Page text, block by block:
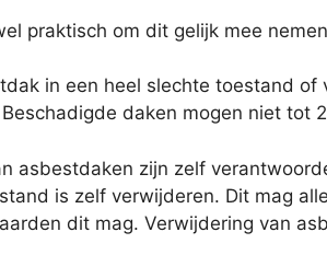
praktisch om dit gelijk mee
in een heel slechte toestand
daken mogen niet tot
asbestdaken zijn zelf
is zelf verwijderen. Dit mag
dit mag. Verwijdering van